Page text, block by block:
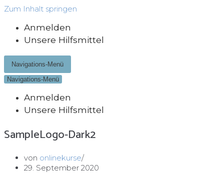
Zum Inhalt springen
Anmelden
Unsere Hilfsmittel
Navigations-Menü
Navigations-Menü
Anmelden
Unsere Hilfsmittel
SampleLogo-Dark2
von onlinekurse
29. September 2020